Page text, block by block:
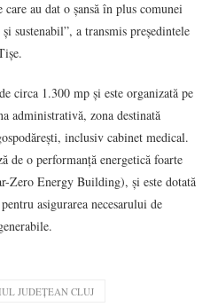
au dat o șansă în plus comunei
sustenabil”, a transmis președintele
circa 1.300 mp și este organizată pe
administrativă, zona destinată
inclusiv cabinet medical.
de o performanță energetică foarte
Zero Energy Building), și este dotată
asigurarea necesarului de
JUDEȚEAN CLUJ